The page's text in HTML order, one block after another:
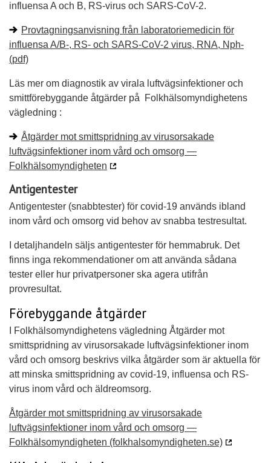
influensa A och B, RS-virus och SARS-CoV-2.
Provtagningsanvisning från laboratoriemedicin för
influensa A/B-, RS- och SARS-CoV-2 virus, RNA, Nph-
(pdf)
Läs mer om diagnostik av virala luftvägsinfektioner och
smittförebyggande åtgärder på Folkhälsomyndighetens
vägledning :
Åtgärder mot smittspridning av virusorsakade
luftvägsinfektioner inom vård och omsorg —
Folkhälsomyndigheten
Antigentester
Antigentester (snabbtester) för covid-19 används ibland
inom vård och omsorg vid behov av snabba testresultat.
I detaljhandeln säljs antigentester för hemmabruk. Det
finns inga rekommendationer om att använda sådana
tester eller hur privatpersoner ska agera utifrån
provresultat.
Förebyggande åtgärder
I Folkhälsomyndighetens vägledning Åtgärder mot
smittspridning av virusorsakade luftvägsinfektioner inom
vård och omsorg beskrivs vilka åtgärder som är aktuella för
att minska smittspridning av covid-19, influensa och RS-
virus inom vård och äldreomsorg.
Åtgärder mot smittspridning av virusorsakade
luftvägsinfektioner inom vård och omsorg —
Folkhälsomyndigheten (folkhalsomyndigheten.se)